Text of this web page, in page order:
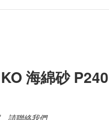
海綿砂